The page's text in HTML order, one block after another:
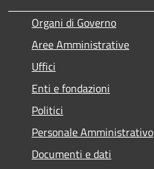
Organi di Governo
Aree Amministrative
Uffici
Enti e fondazioni
Politici
Personale Amministrativo
Documenti e dati